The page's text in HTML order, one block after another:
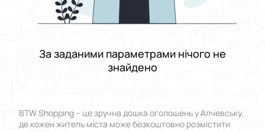
Скинути все
За заданими параметрами нічого не
знайдено
BTW Shopping – це зручна дошка оголошень у Алчевську,
де кожен житель міста може безкоштовно розмістити